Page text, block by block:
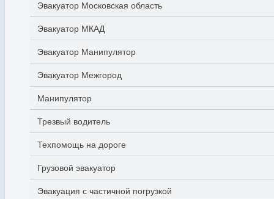
Эвакуатор Московская область
Эвакуатор МКАД
Эвакуатор Манипулятор
Эвакуатор Межгород
Манипулятор
Трезвый водитель
Техпомощь на дороге
Грузовой эвакуатор
Эвакуация с частичной погрузкой